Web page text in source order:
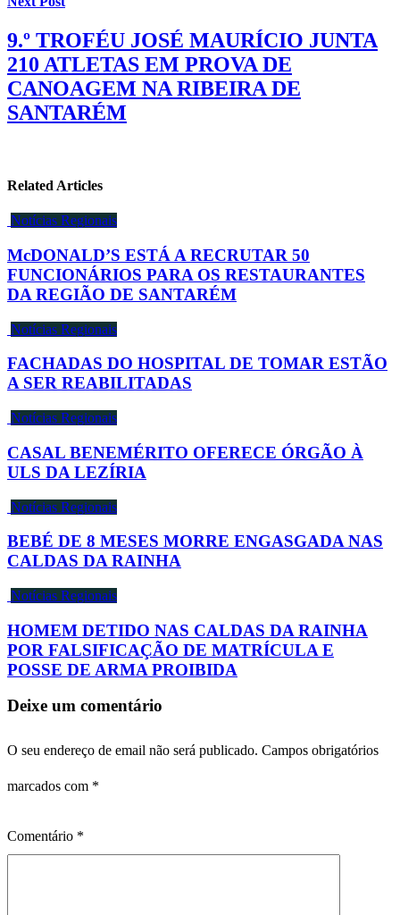
9.º TROFÉU JOSÉ MAURÍCIO JUNTA
210 ATLETAS EM PROVA DE
CANOAGEM NA RIBEIRA DE
SANTARÉM
Related Articles
Notícias Regionais
McDONALD’S ESTÁ A RECRUTAR 50
FUNCIONÁRIOS PARA OS RESTAURANTES
DA REGIÃO DE SANTARÉM
Notícias Regionais
FACHADAS DO HOSPITAL DE TOMAR ESTÃO
A SER REABILITADAS
Notícias Regionais
CASAL BENEMÉRITO OFERECE ÓRGÃO À
ULS DA LEZÍRIA
Notícias Regionais
BEBÉ DE 8 MESES MORRE ENGASGADA NAS
CALDAS DA RAINHA
Notícias Regionais
HOMEM DETIDO NAS CALDAS DA RAINHA
POR FALSIFICAÇÃO DE MATRÍCULA E
POSSE DE ARMA PROIBIDA
Deixe um comentário
O seu endereço de email não será publicado. Campos obrigatórios
marcados com *
Comentário *